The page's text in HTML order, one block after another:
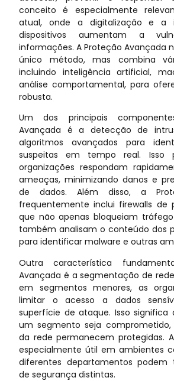
conceito é especialmente
atual, onde a digitalização e a
dispositivos aumentam a
informações. A Proteção Avançada
único método, mas combina
incluindo inteligência artificial,
análise comportamental, para
robusta.
Um dos principais
Avançada é a detecção de
algoritmos avançados para
suspeitas em tempo real. Isso
organizações respondam
ameaças, minimizando danos e
de dados. Além disso, a
frequentemente inclui firewalls de
que não apenas bloqueiam
também analisam o conteúdo dos
para identificar malware e outras
Outra característica
Avançada é a segmentação de
em segmentos menores, as
limitar o acesso a dados
superfície de ataque. Isso significa
um segmento seja
da rede permanecem protegidas.
especialmente útil em ambientes
diferentes departamentos podem
de segurança distintas.